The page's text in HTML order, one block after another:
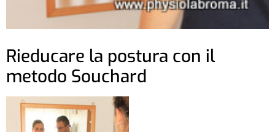
Rieducare la postura con il
metodo Souchard